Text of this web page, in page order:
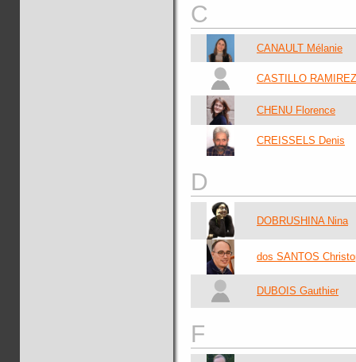
C
CANAULT Mélanie
CASTILLO
CHENU Florence
CREISSELS Denis
D
DOBRUSHINA Nina
dos SANTOS
DUBOIS Gauthier
F